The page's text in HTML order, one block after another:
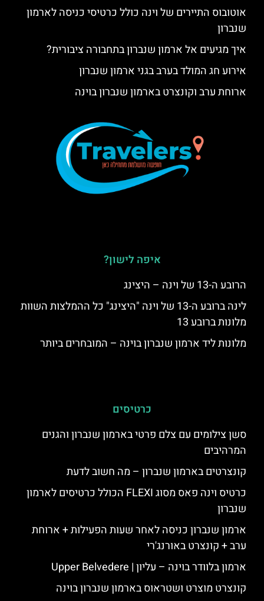
אוטובוס התיירים של וינה כולל כרטיסי כניסה לארמון
שנברון
איך מגיעים אל ארמון שנברון בתחבורה ציבורית?
אירוע חג המולד בערב בגני ארמון שנברון
ארוחת ערב וקונצרט בארמון שנברון בוינה
איפה לישון?
הרובע ה-13 של וינה – היצינג
לינה ברובע ה-13 של וינה "היצינג" כל ההמלצות השוות
מלונות ברובע 13
מלונות ליד ארמון שנברון בוינה – המובחרים ביותר
כרטיסים
סשן צילומים עם צלם פרטי בארמון שנברון והגנים
המרהיבים
קונצרטים בארמון שנברון – מה חשוב לדעת
כרטיס וינה פאס מסוג FLEXI הכולל כרטיסים לארמון
שנברון
ארמון שנברון כניסה לאחר שעות הפעילות + ארוחת
ערב + קונצרט באורנג'רי
ארמון בלוודר בוינה – עליון | Upper Belvedere
קונצרט מוצרט ושטראוס בארמון שנברון בוינה